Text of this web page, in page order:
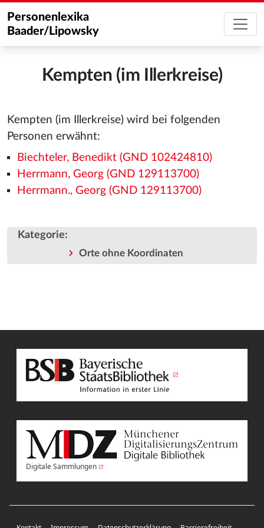
Personenlexika
Baader/Lipowsky
Kempten (im Illerkreise)
Kempten (im Illerkreise) wird bei folgenden
Personen erwähnt:
Biechteler, Benedikt (GND 102424810)
Herrmann, Georg (GND 129113700)
Herrmann., Georg (GND 129113700)
Kategorie:
Orte ohne Koordinaten
Digitale Sammlungen